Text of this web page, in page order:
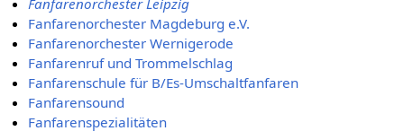
Fanfarenorchester Magdeburg e.V.
Fanfarenorchester Wernigerode
Fanfarenruf und Trommelschlag
Fanfarenschule für B/Es-Umschaltfanfaren
Fanfarensound
Fanfarenspezialitäten